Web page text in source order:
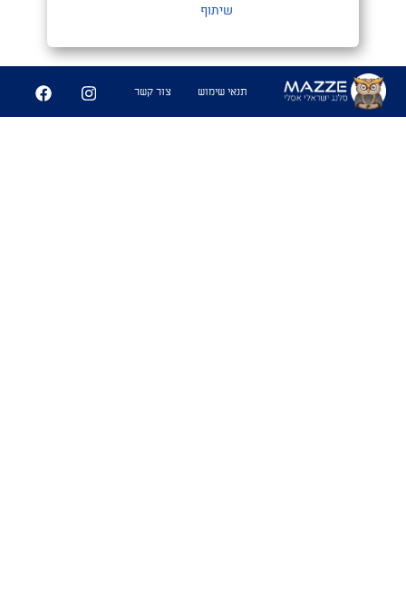
שיתוף
סַטְּלָהּ שֶׁל אַבְרֵךְ
תנאי שימוש צור קשר